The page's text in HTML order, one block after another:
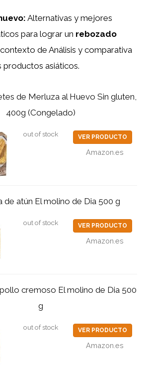
Alternativas y mejores
para lograr un rebozado
de Análisis y comparativa
asiáticos.
de Merluza al Huevo Sin gluten,
400g (Congelado)
out of stock VER PRODUCTO
Amazon.es
de atún El molino de Dia 500 g
out of stock VER PRODUCTO
Amazon.es
cremoso El molino de Dia 500
g
out of stock VER PRODUCTO
Amazon.es